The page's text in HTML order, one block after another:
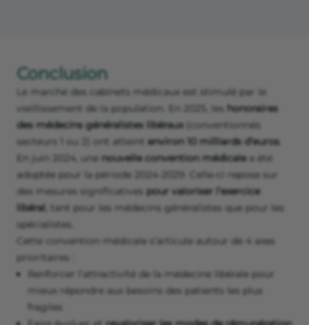
Conclusion
Le marché des cabinets médicaux est stimulé par le
vieillissement de la population. En 2025, les honoraires
des médecins généralistes libéraux (conventionnés
secteurs 1 ou 2) ont atteint environ 10 milliards d’euros.
En juin 2024, une nouvelle convention médicale a été
adoptée pour la période 2024-2029. Celle-ci repose sur
des mesures significatives pour valoriser l’exercice
libéral , tant pour les médecins généralistes que pour les
spécialistes.
Cette convention médicale s’articule autour de 4 axes
prioritaires :
Renforcer l’attractivité de la médecine libérale pour
mieux répondre aux besoins des patients les plus
fragiles